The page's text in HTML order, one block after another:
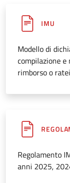
IMU
Modello di
compilazione
rimborso o
Regolamento
anni 2025,